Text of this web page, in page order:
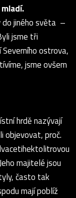
do jiného světa –
jsme tři
ostrova,
jsme ovšem
hrdě nazývají
objevovat, proč.
majitelé jsou
často tak
mají poblíž